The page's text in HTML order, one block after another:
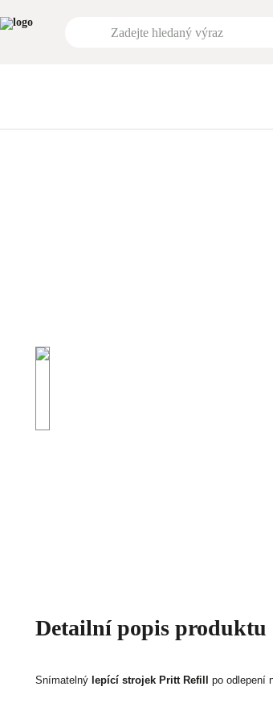
Detailní popis produktu
Snímatelný lepící strojek Pritt Refill po odlepení